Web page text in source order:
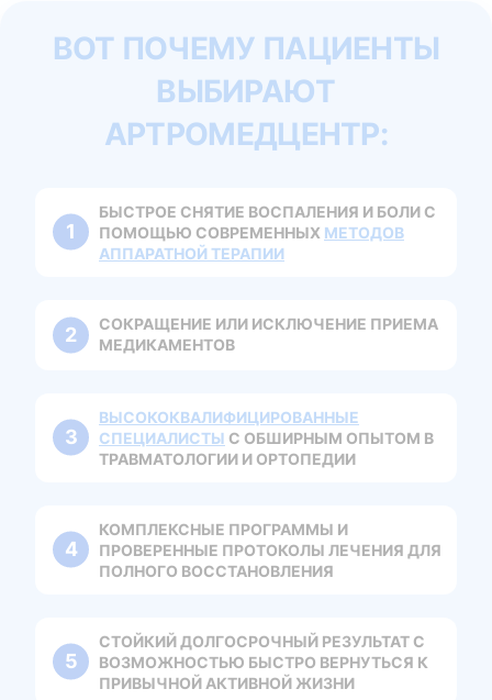
ВОТ ПОЧЕМУ ПАЦИЕНТЫ
ВЫБИРАЮТ
АРТРОМЕДЦЕНТР:
БЫСТРОЕ СНЯТИЕ ВОСПАЛЕНИЯ И БОЛИ С
ПОМОЩЬЮ СОВРЕМЕННЫХ МЕТОДОВ
АППАРАТНОЙ ТЕРАПИИ
СОКРАЩЕНИЕ ИЛИ ИСКЛЮЧЕНИЕ ПРИЕМА
МЕДИКАМЕНТОВ
ВЫСОКОКВАЛИФИЦИРОВАННЫЕ
СПЕЦИАЛИСТЫ С ОБШИРНЫМ ОПЫТОМ В
ТРАВМАТОЛОГИИ И ОРТОПЕДИИ
КОМПЛЕКСНЫЕ ПРОГРАММЫ И
ПРОВЕРЕННЫЕ ПРОТОКОЛЫ ЛЕЧЕНИЯ ДЛЯ
ПОЛНОГО ВОССТАНОВЛЕНИЯ
СТОЙКИЙ ДОЛГОСРОЧНЫЙ РЕЗУЛЬТАТ С
ВОЗМОЖНОСТЬЮ БЫСТРО ВЕРНУТЬСЯ К
ПРИВЫЧНОЙ АКТИВНОЙ ЖИЗНИ